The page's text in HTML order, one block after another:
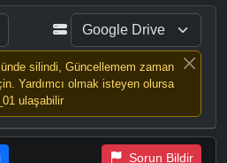
silindi, Güncellemem zaman
Yardımcı olmak isteyen olursa
ulaşabilir
Sorun Bildir